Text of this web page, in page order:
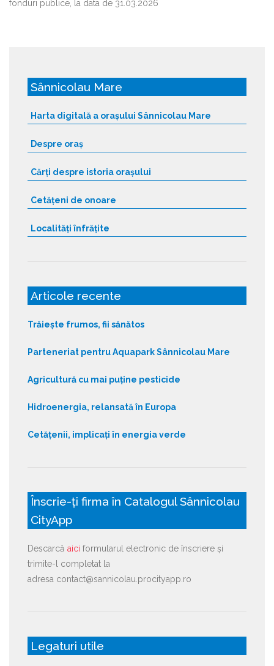
fonduri publice, la data de 31.03.2026
Sânnicolau Mare
Harta digitală a orașului Sânnicolau Mare
Despre oraș
Cărți despre istoria orașului
Cetățeni de onoare
Localități înfrățite
Articole recente
Trăiește frumos, fii sănătos
Parteneriat pentru Aquapark Sânnicolau Mare
Agricultură cu mai puține pesticide
Hidroenergia, relansată în Europa
Cetățenii, implicați în energia verde
Înscrie-ți firma în Catalogul Sânnicolau
CityApp
Descarcă aici formularul electronic de înscriere și
trimite-l completat la
adresa contact@sannicolau.procityapp.ro
Legaturi utile